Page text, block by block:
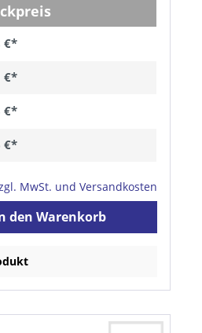
€*
€*
€*
€*
MwSt. und Versandkosten
den Warenkorb